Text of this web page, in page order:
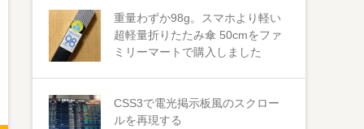
重量わずか98g。スマホより軽い
超軽量折りたたみ傘 50cmをファ
ミリーマートで購入しました
CSS3で電光掲示板風のスクロー
ルを再現する